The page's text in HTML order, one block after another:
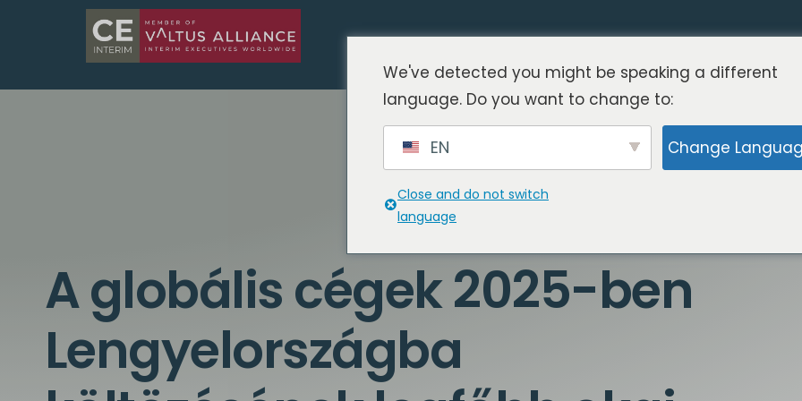
A globális cégek 2025-ben
Lengyelországba
We've detected you might be speaking a different
language. Do you want to change to:
EN Change
Close and do not switch
language